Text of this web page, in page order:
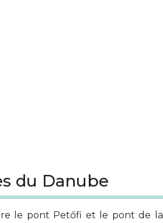
du Danube
le pont Petőfi et le pont de la